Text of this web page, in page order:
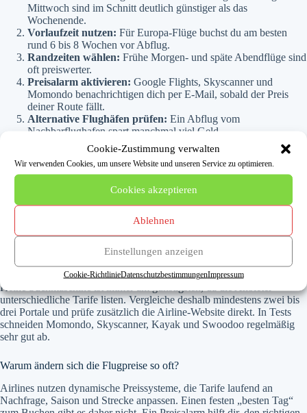
Cookie-Zustimmung verwalten
Wir verwenden Cookies, um unsere Website und unseren Service zu optimieren.
Cookies akzeptieren
Ablehnen
Einstellungen anzeigen
Cookie-RichtlinieDatenschutzbestimmungenImpressum
Mittwoch sind im Schnitt deutlich günstiger als das
Wochenende.
Vorlaufzeit nutzen: Für Europa-Flüge buchst du am besten
rund 6 bis 8 Wochen vor Abflug.
Randzeiten wählen: Frühe Morgen- und späte Abendflüge sind
oft preiswerter.
Preisalarm aktivieren: Google Flights, Skyscanner und
Momondo benachrichtigen dich per E-Mail, sobald der Preis
deiner Route fällt.
Alternative Flughäfen prüfen: Ein Abflug vom
Nachbarflughafen spart manchmal viel Geld.
Achte beim Buchen darauf, dass Name und Reisedaten exakt stimmen,
und nimm dir Zeit zum Vergleichen statt überstürzt zu buchen.
Überteuerte Zusatzversicherungen im Buchungsprozess kannst du in
Häufige Fragen zur Flugsuchmaschine
Welche Flugsuchmaschine ist wirklich die günstigste?
Keine Suchmaschine ist immer am günstigsten, da die Anbieter
unterschiedliche Tarife listen. Vergleiche deshalb mindestens zwei bis
drei Portale und prüfe zusätzlich die Airline-Website direkt. In Tests
schneiden Momondo, Skyscanner, Kayak und Swoodoo regelmäßig
sehr gut ab.
Warum ändern sich die Flugpreise so oft?
Airlines nutzen dynamische Preissysteme, die Tarife laufend an
Nachfrage, Saison und Strecke anpassen. Einen festen „besten Tag“